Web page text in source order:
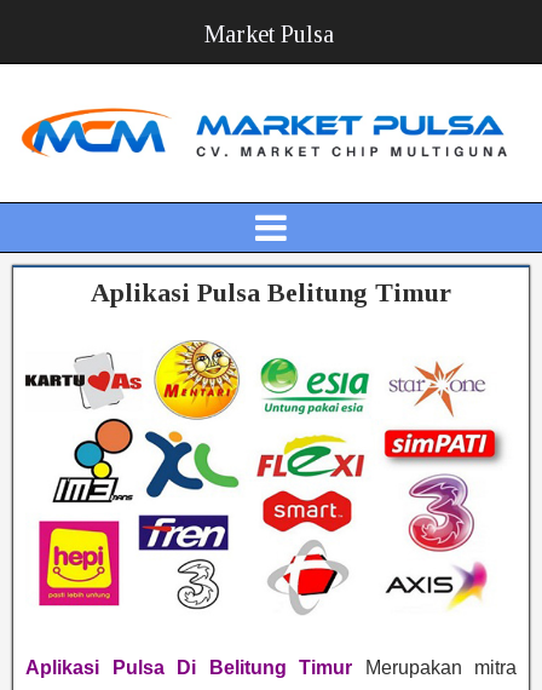
Market Pulsa
Aplikasi Pulsa Belitung Timur
Aplikasi Pulsa Di Belitung Timur Merupakan mitra